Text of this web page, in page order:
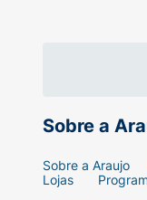
Sobre a
Sobre a Araujo
Lojas